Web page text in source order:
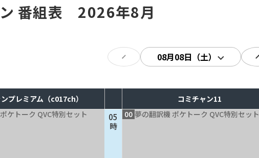
ン 番組表 2026年8月
プレミアム（c017ch） コミチャン11
ケトーク QVC特別セット
05
時
00 夢の翻訳機 ポケトーク QVC特別セット